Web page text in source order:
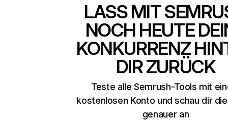
LASS MIT
NOCH HEUTE
KONKURRENZ
DIR ZURÜCK
Teste alle Semrush-Tools mit
kostenlosen Konto und schau dir
genauer an